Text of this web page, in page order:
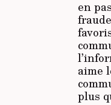
en
aime
plus